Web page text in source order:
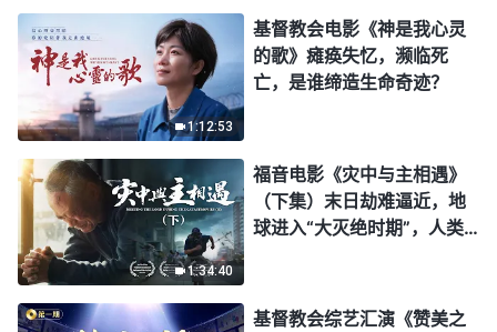
1:12:53
基督教会电影《神是我心灵
的歌》瘫痪失忆，濒临死
亡，是谁缔造生命奇迹？
1:34:40
福音电影《灾中与主相遇》
（下集）末日劫难逼近，地
球进入“大灭绝时期”，人类
基督教会综艺汇演《赞美之